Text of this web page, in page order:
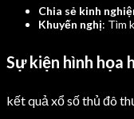
Chia sẻ kinh
Khuyến nghị: Tìm
Sự kiện hình họa
kết quả xổ số thủ đô